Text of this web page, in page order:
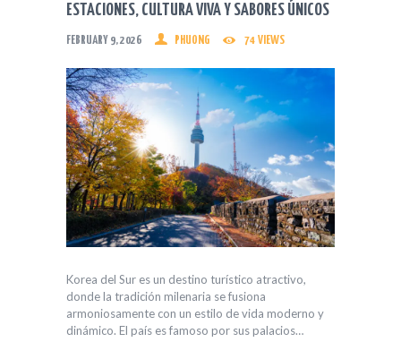
ESTACIONES, CULTURA VIVA Y SABORES ÚNICOS
FEBRUARY 9, 2026 PHUONG 74 VIEWS
Korea del Sur es un destino turístico atractivo,
donde la tradición milenaria se fusiona
armoniosamente con un estilo de vida moderno y
dinámico. El país es famoso por sus palacios…